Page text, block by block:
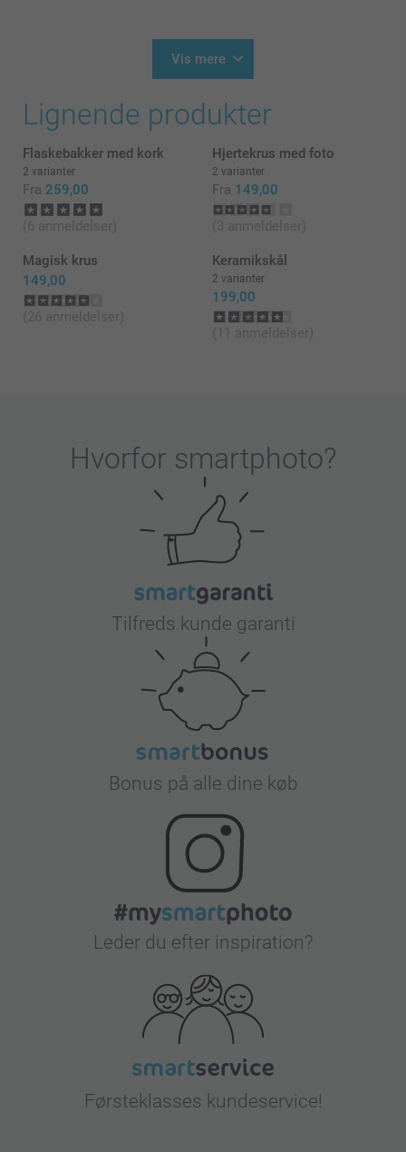
https://www.smartphoto.dk/kontakt
Varme hilsner
Kirsi @smartphoto
Tusind tak for din anmeldelse 😊
sætter vi stor pris på!
Du er meget velkommen igen 👍
Varme hilsner
Zeinab @smartphoto
Vis mere
Lignende produkter
Flaskebakker med kork
2 varianter
Fra 259,00
(6 anmeldelser)
Hjertekrus med foto
2 varianter
Fra 149,00
(3 anmeldelser)
Magisk krus
149,00
(26 anmeldelser)
Keramikskål
2 varianter
199,00
(11 anmeldelser)
Hvorfor smartphoto?
Tilfreds kunde garanti
Bonus på alle dine køb
Leder du efter inspiration?
Førsteklasses kundeservice!